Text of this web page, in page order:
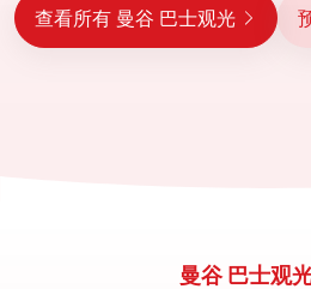
查看所有 曼谷 巴士观光
曼谷 巴士观